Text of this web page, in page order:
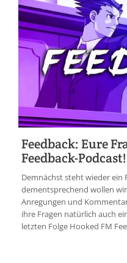
Feedback: Eure
Feedback-Podcast!
Demnächst steht wieder ein
dementsprechend wollen
Anregungen und
ihre Fragen natürlich auch
letzten Folge Hooked FM